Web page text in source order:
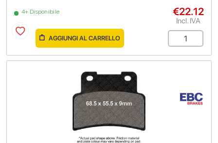
4+ Disponibile €22.12
Incl. IVA
AGGIUNGI AL CARRELLO